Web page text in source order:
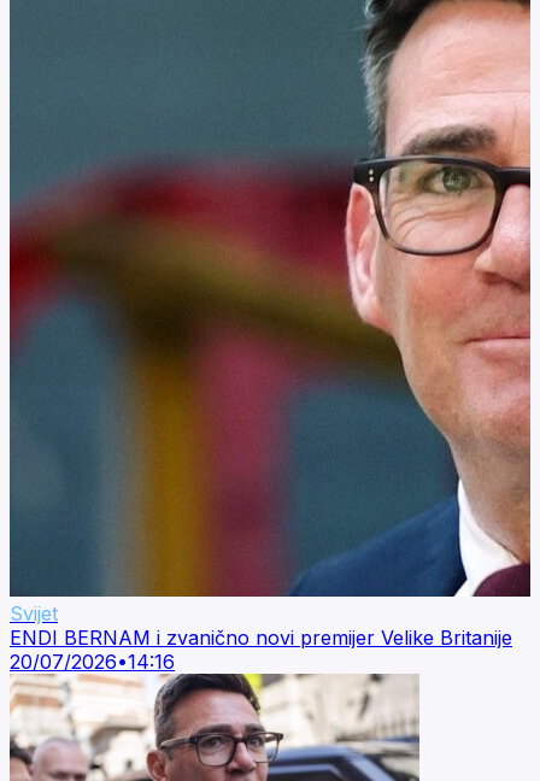
Svijet
ENDI BERNAM i zvanično novi premijer Velike Britanije
20/07/2026•14:16